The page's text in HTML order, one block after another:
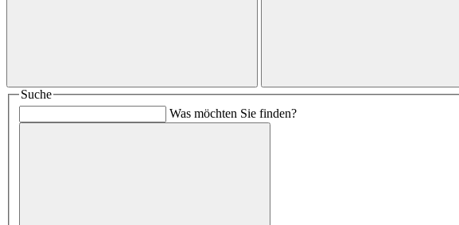
Suche
Was möchten Sie finden?